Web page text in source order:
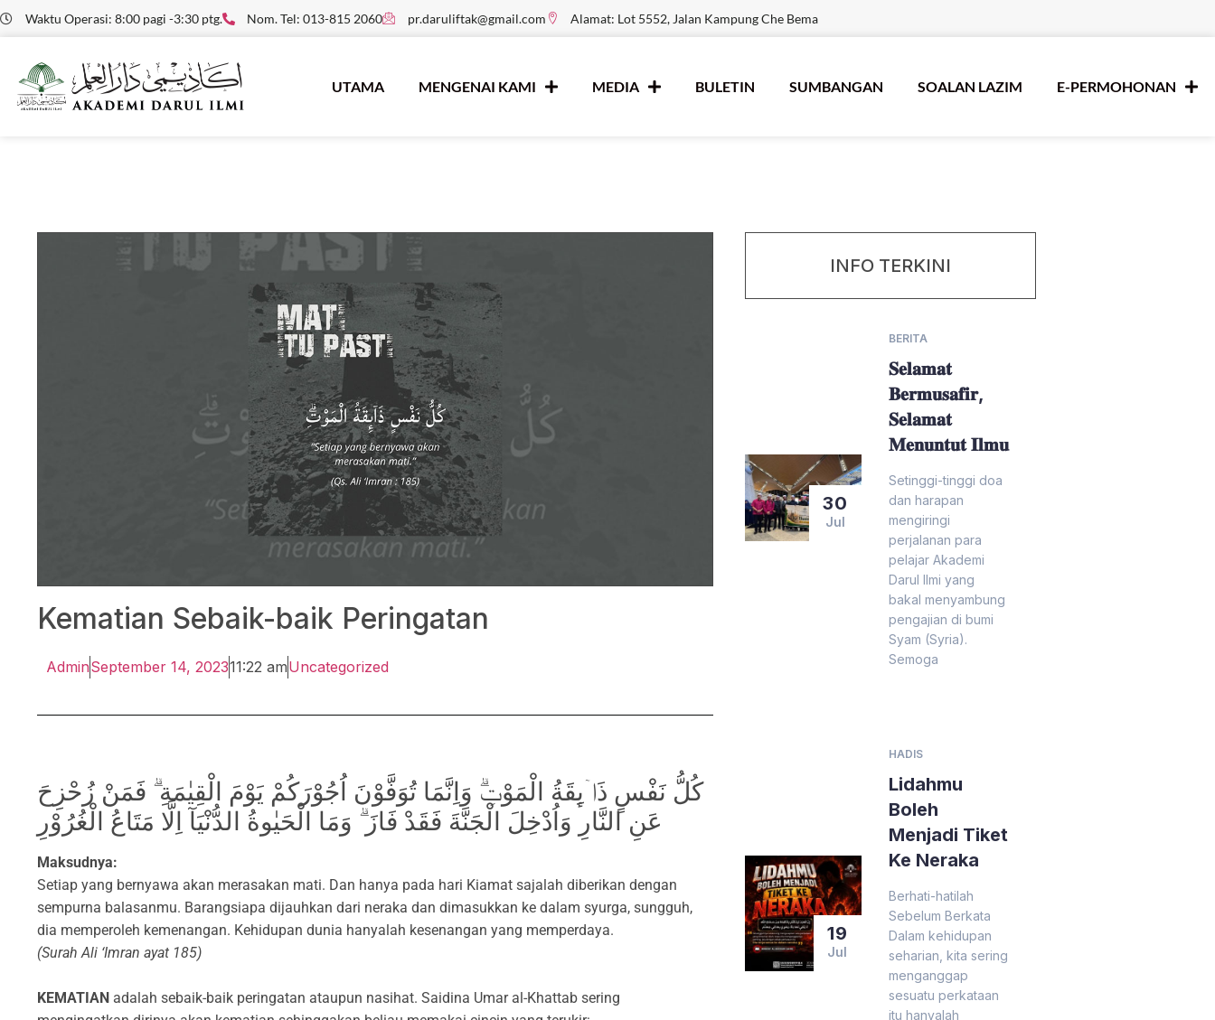
Waktu Operasi: 8:00 pagi -3:30 ptg. Nom. Tel: 013-815 2060 pr.daruliftak@gmail.com Alamat: Lot 5552, Jalan Kampung Che Bema
UTAMA MENGENAI KAMI MEDIA BULETIN SUMBANGAN SOALAN LAZIM E-PERMOHONAN
Kematian Sebaik-baik Peringatan
AdminSeptember 14, 202311:22 amUncategorized
كُلُّ نَفْسٍ ذَاۤىِٕقَةُ الْمَوْتِۗ وَاِنَّمَا تُوَفَّوْنَ اُجُوْرَكُمْ يَوْمَ الْقِيٰمَةِ ۗ فَمَنْ زُحْزِحَ
عَنِ النَّارِ وَاُدْخِلَ الْجَنَّةَ فَقَدْ فَازَ ۗ وَمَا الْحَيٰوةُ الدُّنْيَآ اِلَّا مَتَاعُ الْغُرُوْرِ
Maksudnya:
Setiap yang bernyawa akan merasakan mati. Dan hanya pada hari Kiamat sajalah diberikan dengan
sempurna balasanmu. Barangsiapa dijauhkan dari neraka dan dimasukkan ke dalam syurga, sungguh,
dia memperoleh kemenangan. Kehidupan dunia hanyalah kesenangan yang memperdaya.
(Surah Ali ‘Imran ayat 185)
KEMATIAN adalah sebaik-baik peringatan ataupun nasihat. Saidina Umar al-Khattab sering
INFO TERKINI
30
Jul
BERITA
𝐒𝐞𝐥𝐚𝐦𝐚𝐭
𝐁𝐞𝐫𝐦𝐮𝐬𝐚𝐟𝐢𝐫,
𝐒𝐞𝐥𝐚𝐦𝐚𝐭
𝐌𝐞𝐧𝐮𝐧𝐭𝐮𝐭 𝐈𝐥𝐦𝐮
Setinggi-tinggi doa
dan harapan
mengiringi
perjalanan para
pelajar Akademi
Darul Ilmi yang
bakal menyambung
pengajian di bumi
Syam (Syria).
Semoga
19
Jul
HADIS
Lidahmu
Boleh
Menjadi Tiket
Ke Neraka
Berhati-hatilah
Sebelum Berkata
Dalam kehidupan
seharian, kita sering
menganggap
sesuatu perkataan
itu hanyalah